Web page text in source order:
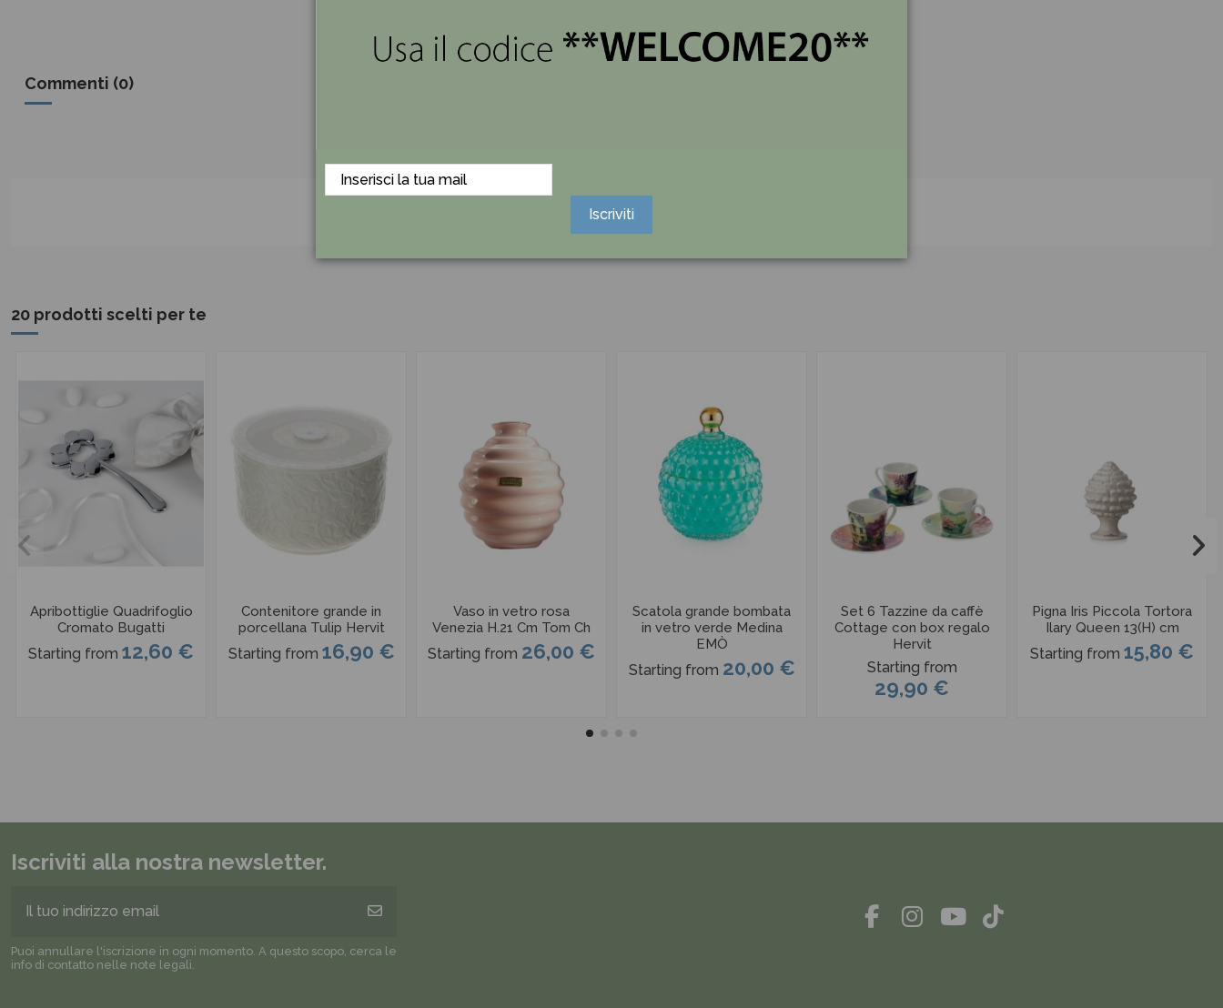
Commenti (0)
Ancora nessuna recensione da parte degli utenti.
20 prodotti scelti per te
Apribottiglie Quadrifoglio
Cromato Bugatti
Starting from 12,60 €
Contenitore grande in
porcellana Tulip Hervit
Starting from 16,90 €
Vaso in vetro rosa
Venezia H.21 Cm Tom Ch
Starting from 26,00 €
Scatola grande bombata
in vetro verde Medina
EMÒ
Starting from 20,00 €
Set 6 Tazzine da caffè
Cottage con box regalo
Hervit
Starting from
29,90 €
Pigna Iris Piccola Tortora
Ilary Queen 13(H) cm
Starting from 15,80 €
Iscriviti alla nostra newsletter.
Puoi annullare l'iscrizione in ogni momento. A questo scopo, cerca le
info di contatto nelle note legali.
Iscriviti